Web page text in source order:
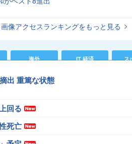
画像アクセスランキングをもっと見る
海外 IT 経済 ス
出 重篤な状態
回る
死亡